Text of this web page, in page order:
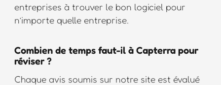
entreprises à trouver le bon logiciel pour
n’importe quelle entreprise.
Combien de temps faut-il à Capterra pour
réviser ?
Chaque avis soumis sur notre site est évalué